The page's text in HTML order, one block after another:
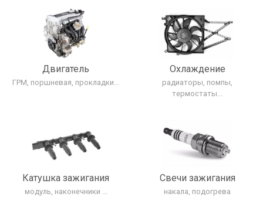
Двигатель
ГРМ, поршневая, прокладки...
Охлаждение
радиаторы, помпы,
термостаты...
Катушка зажигания
модуль, наконечники ...
Свечи зажигания
накала, подогрева